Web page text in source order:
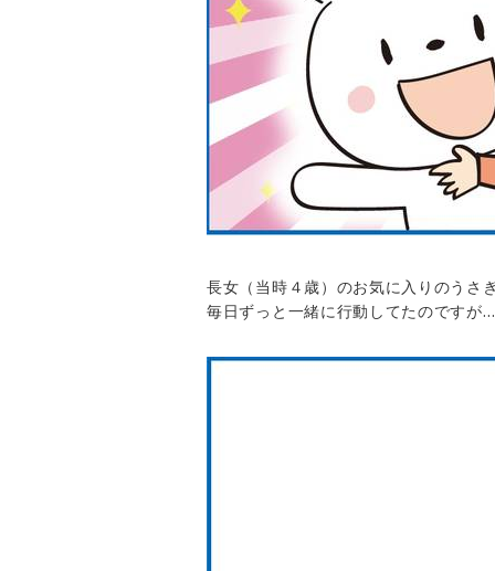
長女（当時４歳）のお気に入りのうさ
毎日ずっと一緒に行動してたのですが…